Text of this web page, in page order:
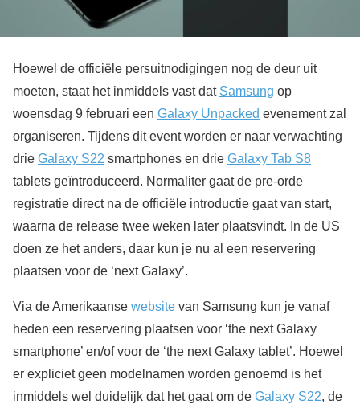
Hoewel de officiële persuitnodigingen nog de deur uit
moeten, staat het inmiddels vast dat Samsung op
woensdag 9 februari een Galaxy Unpacked evenement zal
organiseren. Tijdens dit event worden er naar verwachting
drie Galaxy S22 smartphones en drie Galaxy Tab S8
tablets geïntroduceerd. Normaliter gaat de pre-orde
registratie direct na de officiële introductie gaat van start,
waarna de release twee weken later plaatsvindt. In de US
doen ze het anders, daar kun je nu al een reservering
plaatsen voor de ‘next Galaxy’.
Via de Amerikaanse website van Samsung kun je vanaf
heden een reservering plaatsen voor ‘the next Galaxy
smartphone’ en/of voor de ‘the next Galaxy tablet’. Hoewel
er expliciet geen modelnamen worden genoemd is het
inmiddels wel duidelijk dat het gaat om de Galaxy S22, de